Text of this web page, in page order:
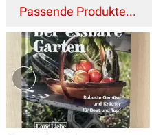
Passende Produkte...